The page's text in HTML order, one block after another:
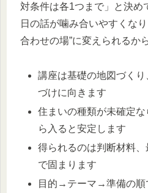
対条件は各1つまで」と決め
日の話が噛み合いやすくな
合わせの場”に変えられるか
講座は基礎の地図づく
づけに向きます
住まいの種類が未確定
ら入ると安定します
得られるのは判断材料
で固まります
目的→テーマ→準備の順